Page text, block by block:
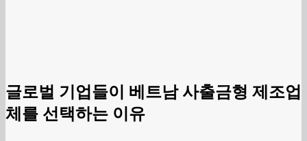
글로벌 기업들이 베트남 사출금형 제조업
체를 선택하는 이유